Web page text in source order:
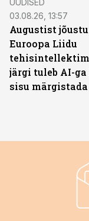
UUDISED
03.08.26, 13:57
Augustist
Euroopa Liidu
järgi tuleb AI-ga
sisu märgistada